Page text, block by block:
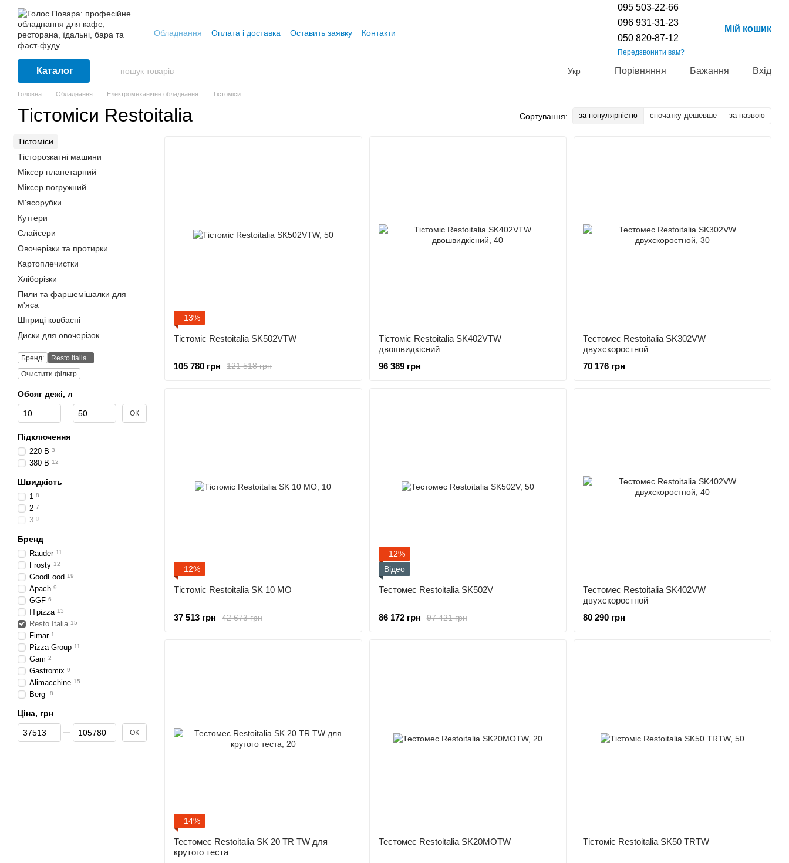
Перейти до основного контенту
Обладнання Оплата і доставка Оставить заявку Контакти
095 503-22-66
096 931-31-23
050 820-87-12
Передзвонити вам?
Мій кошик
Каталог Укр Порівняння Бажання Вхід
Головна Обладнання Електромеханічне обладнання Тістоміси
Тістоміси Restoitalia Сортування: за популярністю спочатку дешевше за назвою
−13%
Тістоміс Restoitalia SK502VTW
121 518 грн
105 780 грн
Тістоміс Restoitalia SK402VTW
двошвидкісний
96 389 грн
Тестомес Restoitalia SK302VW
двухскоростной
70 176 грн
−12%
Тістоміс Restoitalia SK 10 MO
42 673 грн
37 513 грн
−12%
Відео
Тестомес Restoitalia SK502V
97 421 грн
86 172 грн
Тестомес Restoitalia SK402VW
двухскоростной
80 290 грн
−14%
Тестомес Restoitalia SK 20 TR TW для
крутого теста
Тестомес Restoitalia SK20MOTW Тістоміс Restoitalia SK50 TRTW
Тістоміси
Тісторозкатні машини
Міксер планетарний
Міксер погружний
М'ясорубки
Куттери
Слайсери
Овочерізки та протирки
Картоплечистки
Хліборізки
Пили та фаршемішалки для
м'яса
Шприці ковбасні
Диски для овочерізок
Бренд:
Resto Italia
Очистити фільтр
Обсяг дежі, л
Від Обсяг дежі, л
До Обсяг дежі, л ОК
Підключення
220 В 3
380 В 12
Швидкість
1 8
2 7
3 0
Бренд
Rauder 11
Frosty 12
GoodFood 19
Apach 9
GGF 6
ITpizza 13
Resto Italia 15
Fimar 1
Pizza Group 11
Gam 2
Gastromix 9
Alimacchine 15
Berg 8
Ціна, грн
Від Ціна, грн
До Ціна, грн ОК